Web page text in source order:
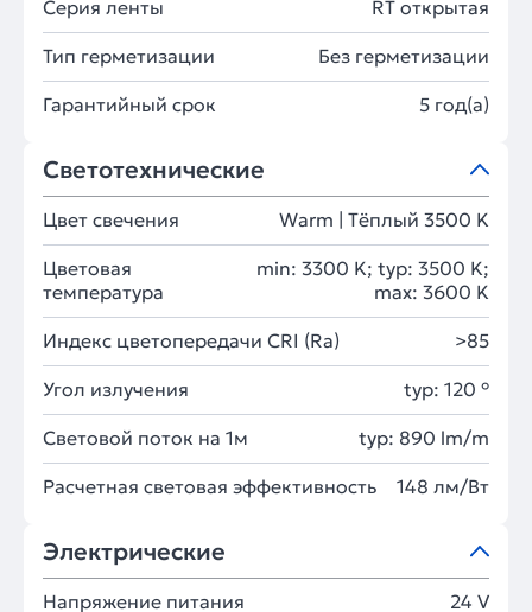
Серия ленты RT открытая
Тип герметизации Без герметизации
Гарантийный срок 5 год(а)
Светотехнические
Цвет свечения Warm | Тёплый 3500 K
Цветовая
температура
min: 3300 K; typ: 3500 K;
max: 3600 K
Индекс цветопередачи CRI (Ra) >85
Угол излучения typ: 120 °
Световой поток на 1м typ: 890 lm/m
Расчетная световая эффективность 148 лм/Вт
Электрические
Напряжение питания 24 V